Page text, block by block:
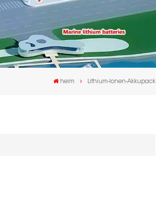
heim Lithium-Ionen-Akkupack